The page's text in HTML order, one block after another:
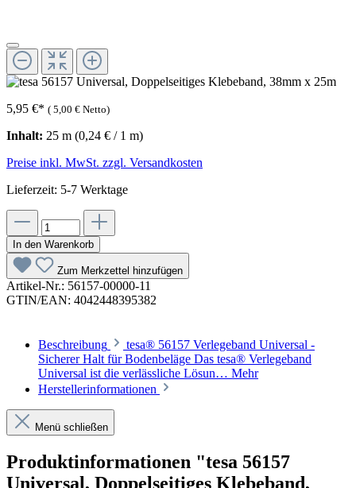
5,95 €* ( 5,00 € Netto)
Inhalt: 25 m (0,24 € / 1 m)
Preise inkl. MwSt. zzgl. Versandkosten
Lieferzeit: 5-7 Werktage
In den Warenkorb
Zum Merkzettel hinzufügen
Artikel-Nr.: 56157-00000-11
GTIN/EAN: 4042448395382
Beschreibung
tesa® 56157 Verlegeband Universal -
Sicherer Halt für Bodenbeläge Das tesa® Verlegeband
Universal ist die verlässliche Lösun… Mehr
Herstellerinformationen
Menü schließen
Produktinformationen "tesa 56157
Universal, Doppelseitiges Klebeband,